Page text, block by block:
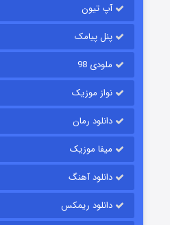
قسمت
آپ تیون
پنل پیامک
ملودی 98
نواز موزیک
دانلود رمان
میفا موزیک
دانلود آهنگ
دانلود ریمکس